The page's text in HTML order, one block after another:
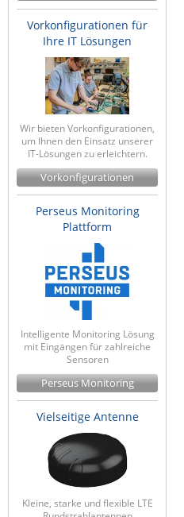
Vorkonfigurationen für
Ihre IT Lösungen
Wir bieten Vorkonfigurationen,
um Ihnen den Einsatz unserer
IT-Lösungen zu erleichtern.
Vorkonfigurationen
Perseus Monitoring
Plattform
Intelligente Monitoring Lösung
mit Eingängen für zahlreiche
Sensoren
Perseus Monitoring
Vielseitige Antenne
Kleine, starke und flexible LTE